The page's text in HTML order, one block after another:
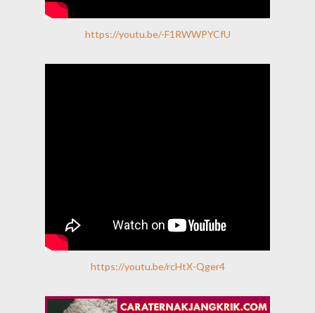
https://youtu.be/-F1RWWPYCfU
https://youtu.be/rcHtX-Qger4